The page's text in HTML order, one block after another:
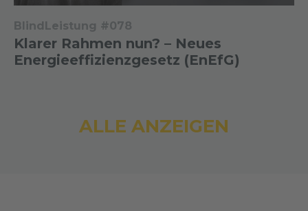
BlindLeistung #078
Klarer Rahmen nun? – Neues
Energieeffizienzgesetz (EnEfG)
ALLE ANZEIGEN